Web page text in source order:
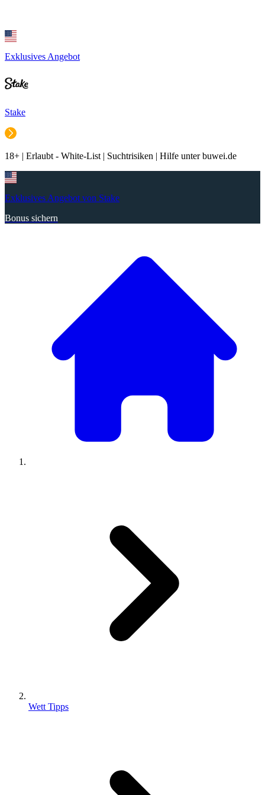
Exklusives Angebot
Stake
18+ | Erlaubt - White-List | Suchtrisiken | Hilfe unter buwei.de
Exklusives Angebot von Stake
Bonus sichern
Wett Tipps